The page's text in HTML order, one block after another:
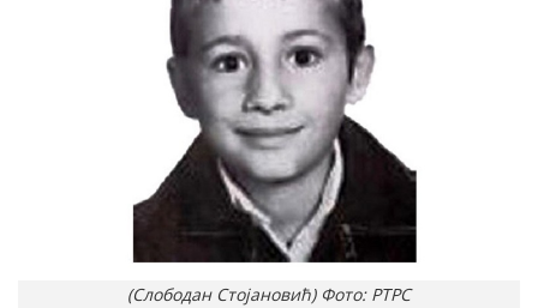
(Слободан Стојановић) Фото: РТРС